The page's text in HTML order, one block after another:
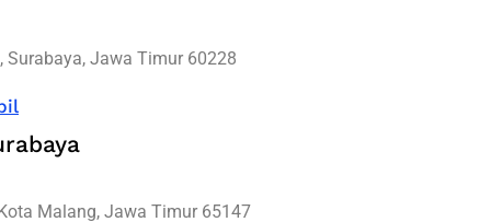
Surabaya, Jawa Timur 60228
Malang, Jawa Timur 65147